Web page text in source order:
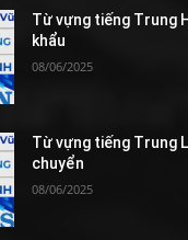
Từ vựng tiếng Trung
khẩu
08/06/2025
Từ vựng tiếng Trung
chuyển
08/06/2025